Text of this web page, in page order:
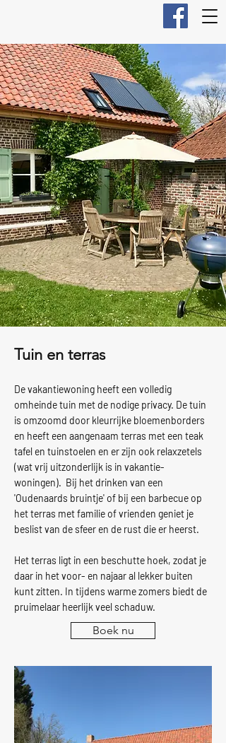
Tuin en terras
De vakantiewoning heeft een volledig
omheinde tuin met de nodige privacy. De tuin
is omzoomd door kleurrijke bloemenborders
en heeft een aangenaam terras met een teak
tafel en tuinstoelen en er zijn ook relaxzetels
(wat vrij uitzonderlijk is in vakantie-
woningen). Bij het drinken van een
'Oudenaards bruintje' of bij een barbecue op
het terras met familie of vrienden geniet je
beslist van de sfeer en de rust die er heerst.
Het terras ligt in een beschutte hoek, zodat je
daar in het voor- en najaar al lekker buiten
kunt zitten. In tijdens warme zomers biedt de
pruimelaar heerlijk veel schaduw.
Boek nu